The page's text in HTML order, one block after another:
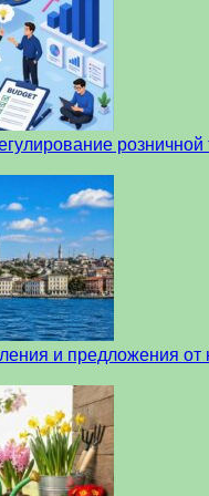
розничной
и предложения от